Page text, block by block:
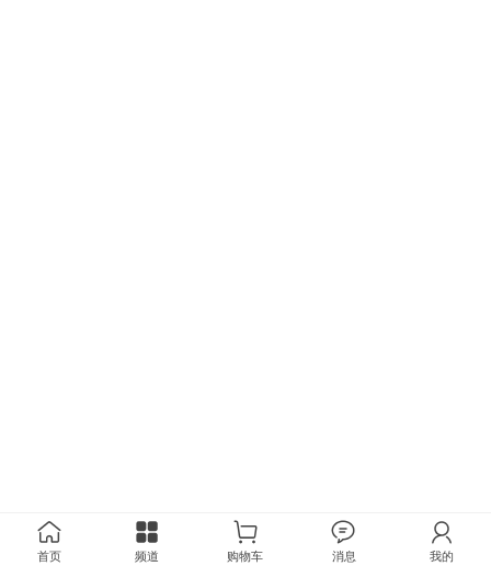
首页 频道 购物车 消息 我的